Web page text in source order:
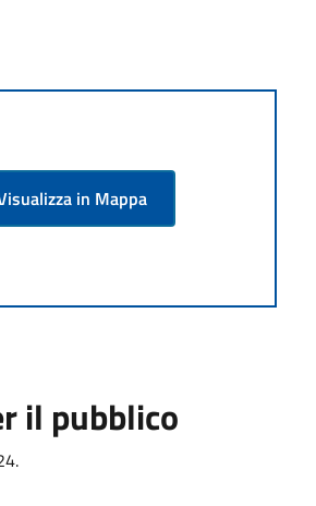
in Mappa
il pubblico